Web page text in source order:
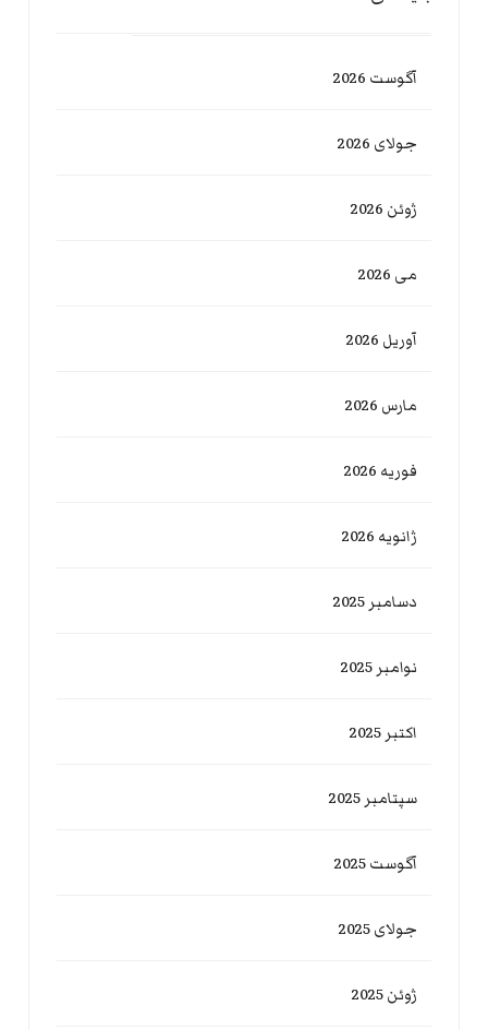
آگوست 2026
جولای 2026
ژوئن 2026
می 2026
آوریل 2026
مارس 2026
فوریه 2026
ژانویه 2026
دسامبر 2025
نوامبر 2025
اکتبر 2025
سپتامبر 2025
آگوست 2025
جولای 2025
ژوئن 2025